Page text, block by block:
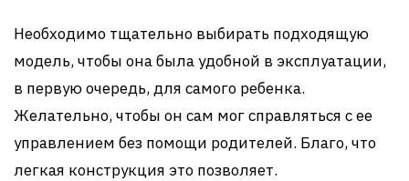
Необходимо тщательно выбирать подходящую
модель, чтобы она была удобной в эксплуатации,
в первую очередь, для самого ребенка.
Желательно, чтобы он сам мог справляться с ее
управлением без помощи родителей. Благо, что
легкая конструкция это позволяет.